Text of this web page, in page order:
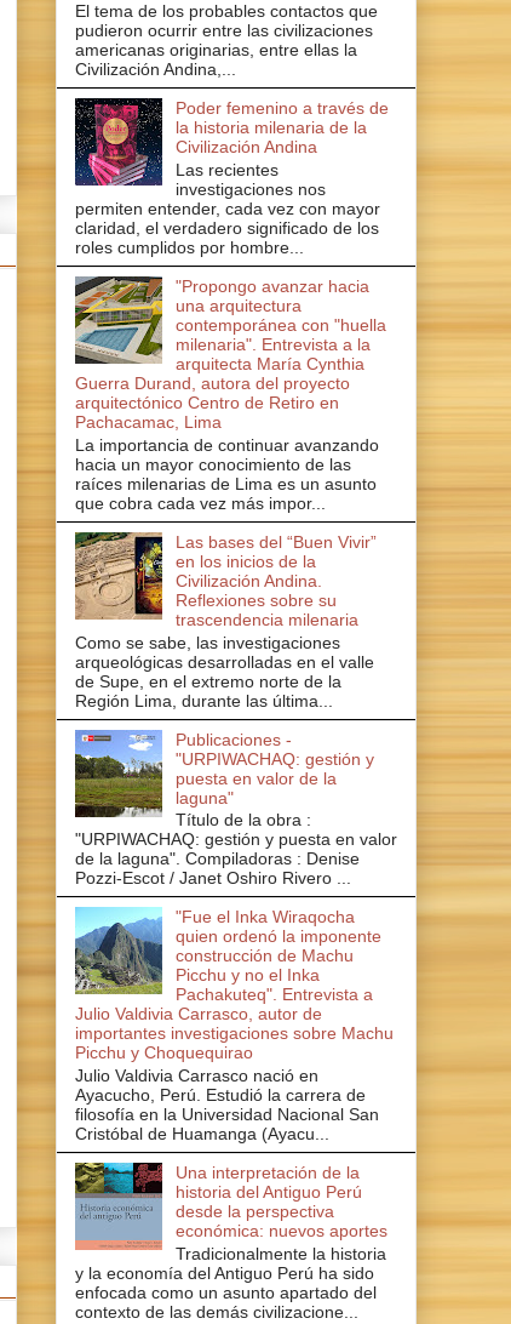
El tema de los probables contactos que
pudieron ocurrir entre las civilizaciones
americanas originarias, entre ellas la
Civilización Andina,...
Poder femenino a través de
la historia milenaria de la
Civilización Andina
Las recientes
investigaciones nos
permiten entender, cada vez con mayor
claridad, el verdadero significado de los
roles cumplidos por hombre...
"Propongo avanzar hacia
una arquitectura
contemporánea con "huella
milenaria". Entrevista a la
arquitecta María Cynthia
Guerra Durand, autora del proyecto
arquitectónico Centro de Retiro en
Pachacamac, Lima
La importancia de continuar avanzando
hacia un mayor conocimiento de las
raíces milenarias de Lima es un asunto
que cobra cada vez más impor...
Las bases del “Buen Vivir”
en los inicios de la
Civilización Andina.
Reflexiones sobre su
trascendencia milenaria
Como se sabe, las investigaciones
arqueológicas desarrolladas en el valle
de Supe, en el extremo norte de la
Región Lima, durante las última...
Publicaciones -
"URPIWACHAQ: gestión y
puesta en valor de la
laguna"
Título de la obra :
"URPIWACHAQ: gestión y puesta en valor
de la laguna". Compiladoras : Denise
Pozzi-Escot / Janet Oshiro Rivero ...
"Fue el Inka Wiraqocha
quien ordenó la imponente
construcción de Machu
Picchu y no el Inka
Pachakuteq". Entrevista a
Julio Valdivia Carrasco, autor de
importantes investigaciones sobre Machu
Picchu y Choquequirao
Julio Valdivia Carrasco nació en
Ayacucho, Perú. Estudió la carrera de
filosofía en la Universidad Nacional San
Cristóbal de Huamanga (Ayacu...
Una interpretación de la
historia del Antiguo Perú
desde la perspectiva
económica: nuevos aportes
Tradicionalmente la historia
y la economía del Antiguo Perú ha sido
enfocada como un asunto apartado del
contexto de las demás civilizacione...